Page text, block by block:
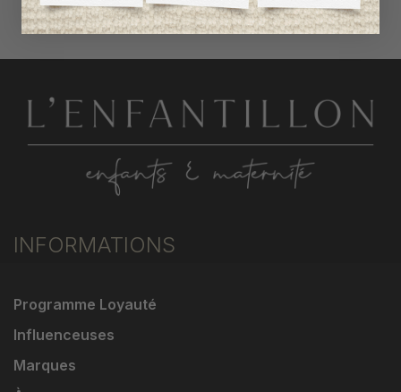
INFORMATIONS
Programme Loyauté
Influenceuses
Marques